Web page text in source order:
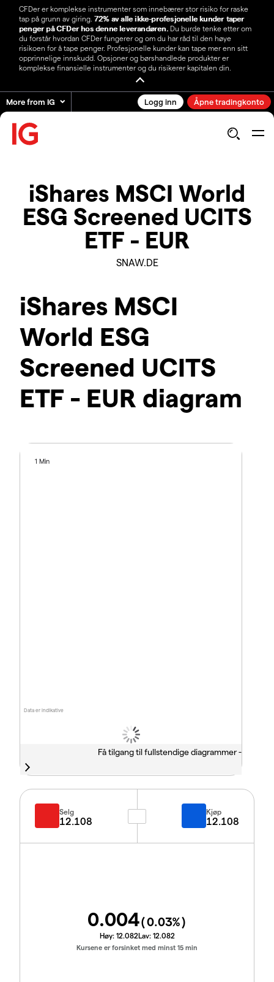
CFDer er komplekse instrumenter som innebærer stor risiko for raske
tap på grunn av giring. 72% av alle ikke-profesjonelle kunder taper
penger på CFDer hos denne leverandøren.Du burde tenke etter om
du forstår hvordan CFDer fungerer og om du har råd til den høye
risikoen for å tape penger. Profesjonelle kunder kan tape mer enn sitt
opprinnelige innskudd. Opsjoner og børshandlede produkter er
komplekse finansielle instrumenter og du risikerer kapitalen din.
More from IG Logg inn Åpne tradingkonto
iShares MSCI World
ESG Screened UCITS
ETF - EUR
SNAW.DE
iShares MSCI
World ESG
Screened UCITS
ETF - EUR diagram
Data er indikative
1 Min
Få tilgang til fullstendige diagrammer -
Selg
12.108
Kjøp
12.108
0.004(0.03%)
Høy: 12.082Lav: 12.082
Kursene er forsinket med minst 15 min